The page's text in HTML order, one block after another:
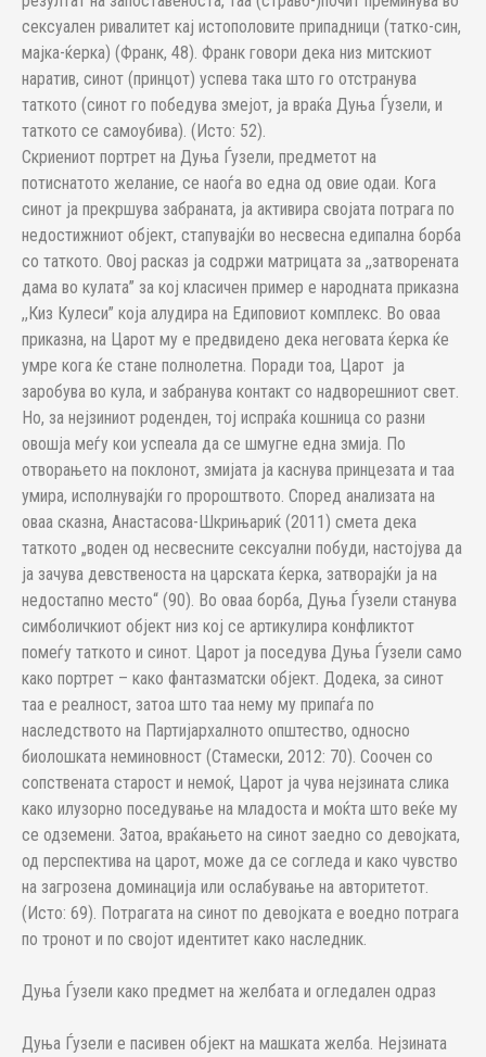
сексуален ривалитет кај истополовите припадници (татко-син,
мајка-ќерка) (Франк, 48). Франк говори дека низ митскиот
наратив, синот (принцот) успева така што го отстранува
таткото (синот го победува змејот, ја враќа Дуња Ѓузели, и
таткото се самоубива). (Исто: 52).
Скриениот портрет на Дуња Ѓузели, предметот на
потиснатото желание, се наоѓа во една од овие одаи. Кога
синот ја прекршува забраната, ја активира својата потрага по
недостижниот објект, стапувајќи во несвесна едипална борба
со таткото. Овој расказ ја содржи матрицата за ,,затворената
дама во кулата” за кој класичен пример е народната приказна
,,Киз Кулеси” која алудира на Едиповиот комплекс. Во оваа
приказна, на Царот му е предвидено дека неговата ќерка ќе
умре кога ќе стане полнолетна. Поради тоа, Царот ја
заробува во кула, и забранува контакт со надворешниот свет.
Но, за нејзиниот роденден, тој испраќа кошница со разни
овошја меѓу кои успеала да се шмугне една змија. По
отворањето на поклонот, змијата ја каснува принцезата и таа
умира, исполнувајќи го пророштвото. Според анализата на
оваа сказна, Анастасова-Шкрињариќ (2011) смета дека
таткото „воден од несвесните сексуални побуди, настојува да
ја зачува девственоста на царската ќерка, затворајќи ја на
недостапно место“ (90). Во оваа борба, Дуња Ѓузели станува
симболичкиот објект низ кој се артикулира конфликтот
помеѓу таткото и синот. Царот ја поседува Дуња Ѓузели само
како портрет – како фантазматски објект. Додека, за синот
таа е реалност, затоа што таа нему му припаѓа по
наследството на Партијархалното општество, односно
биолошката неминовност (Стамески, 2012: 70). Соочен со
сопствената старост и немоќ, Царот ја чува нејзината слика
како илузорно поседување на младоста и моќта што веќе му
се одземени. Затоа, враќањето на синот заедно со девојката,
од перспектива на царот, може да се согледа и како чувство
на загрозена доминација или ослабување на авторитетот.
(Истo: 69). Потрагата на синот по девојката е воедно потрага
по тронот и по својот идентитет како наследник.
Дуња Ѓузели како предмет на желбата и огледален одраз
Дуња Ѓузели е пасивен објект на машката желба. Нејзината